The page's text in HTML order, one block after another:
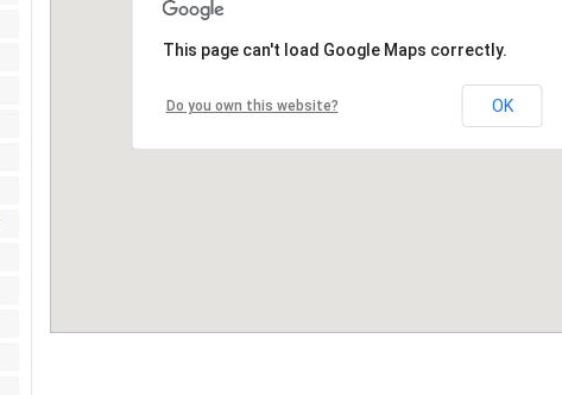
This page can't load Google Maps correctly.
Do you own this website? OK